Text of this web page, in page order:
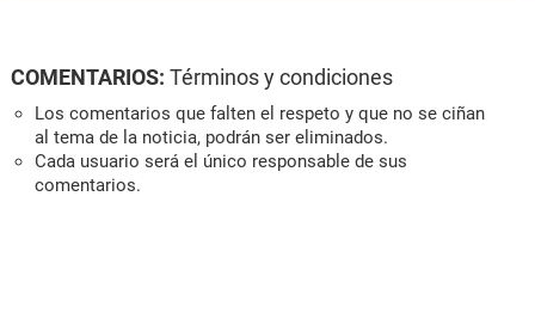
COMENTARIOS: Términos y condiciones
Los comentarios que falten el respeto y que no se ciñan
al tema de la noticia, podrán ser eliminados.
Cada usuario será el único responsable de sus
comentarios.